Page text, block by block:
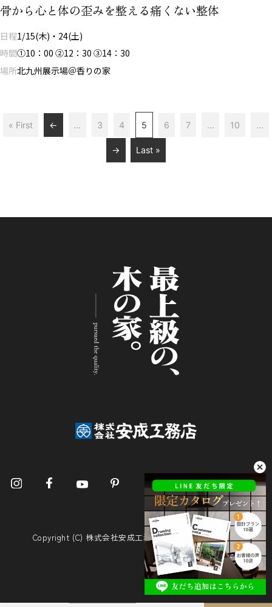
骨から心と体の歪みを整える痛くない整体
日程1/15(木)・24(土)
時間①10：00 ②12：30 ③14：30
場所北九州展示場＠香りの家
« First ← ... 3 4 5 6 7 ... 10 ...
→ Last »
Copyright (C) 株式会社安成工務店. All Rights Reserved.